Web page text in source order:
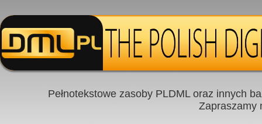
Pełnotekstowe zasoby PLDML oraz innych
Zapraszamy